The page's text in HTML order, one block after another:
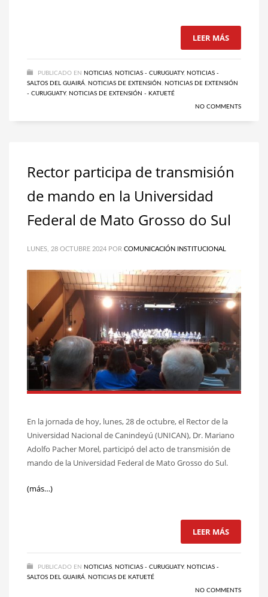
LEER MÁS
PUBLICADO EN NOTICIAS NOTICIAS - CURUGUATY, NOTICIAS -
SALTOS DEL GUAIRÁ NOTICIAS DE EXTENSIÓN
NOTICIAS DE EXTENSIÓN
- CURUGUATY, NOTICIAS DE EXTENSIÓN - KATUETÉ
NO COMMENTS
Rector participa de transmisión
de mando en la Universidad
Federal de Mato Grosso do Sul
LUNES, 28 OCTUBRE 2024 POR COMUNICACIÓN INSTITUCIONAL
En la jornada de hoy, lunes, 28 de octubre, el Rector de la
Universidad Nacional de Canindeyú (UNICAN), Dr. Mariano
Adolfo Pacher Morel, participó del acto de transmisión de
mando de la Universidad Federal de Mato Grosso do Sul.
(más…)
LEER MÁS
PUBLICADO EN NOTICIAS NOTICIAS - CURUGUATY, NOTICIAS -
SALTOS DEL GUAIRÁ NOTICIAS DE KATUETÉ
NO COMMENTS